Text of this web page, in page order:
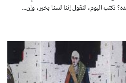
اليوم، لنقول إننا لسنا بخير، وإن...